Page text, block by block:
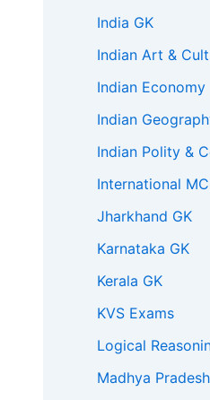
India GK
Indian Art &
Indian Economy
Indian
Indian Polity &
International
Jharkhand GK
Karnataka GK
Kerala GK
KVS Exams
Logical
Madhya